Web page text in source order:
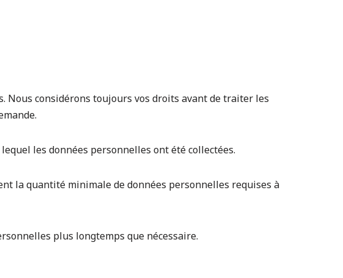
considérons toujours vos droits avant de traiter les
les données personnelles ont été collectées.
la quantité minimale de données personnelles requises à
plus longtemps que nécessaire.